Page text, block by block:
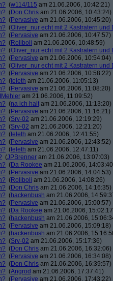
(w114/115 am 21.06.2006, 10:42:21)
(Don Chris am 21.06.2006, 10:43:24)
(Pervasive am 21.06.2006, 10:45:20)
(Oliver_nur echt mit 2 Kastratern und
(Pervasive am 21.06.2006, 10:47:57)
(Roliboli am 21.06.2006, 10:48:59)
(Oliver_nur echt mit 2 Kastratern und
(Pervasive am 21.06.2006, 10:54:04)
(Oliver_nur echt mit 2 Kastratern und
(Pervasive am 21.06.2006, 10:58:22)
(teleth am 21.06.2006, 11:05:13)
(Pervasive am 21.06.2006, 11:08:20)
IMehler am 21.06.2006, 11:09:52)
(na ich halt am 21.06.2006, 11:13:20)
(Pervasive am 21.06.2006, 11:16:21)
(Srv-02 am 21.06.2006, 12:19:29)
(Srv-02 am 21.06.2006, 12:21:20)
(teleth am 21.06.2006, 12:41:55)
(Pervasive am 21.06.2006, 12:43:52)
(teleth am 21.06.2006, 12:47:11)
(JPBrenner am 21.06.2006, 13:07:03)
(Da Rookee am 21.06.2006,
(Pervasive am 21.06.2006, 14:04:53)
(Roliboli am 21.06.2006, 14:08:26)
(Don Chris am 21.06.2006, 14:16:35)
(hackenbush am 21.06.2006,
(Pervasive am 21.06.2006, 15:00:57)
(Da Rookee am 21.06.2006,
(hackenbush am 21.06.2006,
(Pervasive am 21.06.2006, 15:09:18)
(hackenbush am 21.06.2006,
(Srv-02 am 21.06.2006, 15:17:36)
(Don Chris am 21.06.2006, 16:32:06)
(Pervasive am 21.06.2006, 16:34:08)
(Don Chris am 21.06.2006, 16:39:57)
(Angrod am 21.06.2006, 17:37:41)
(Pervasive am 21.06.2006, 17:43:22)